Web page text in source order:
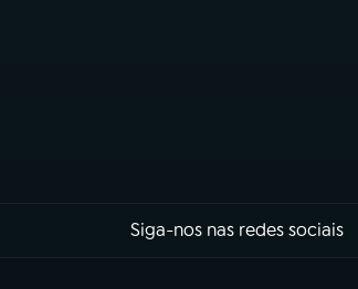
Siga-nos nas redes sociais